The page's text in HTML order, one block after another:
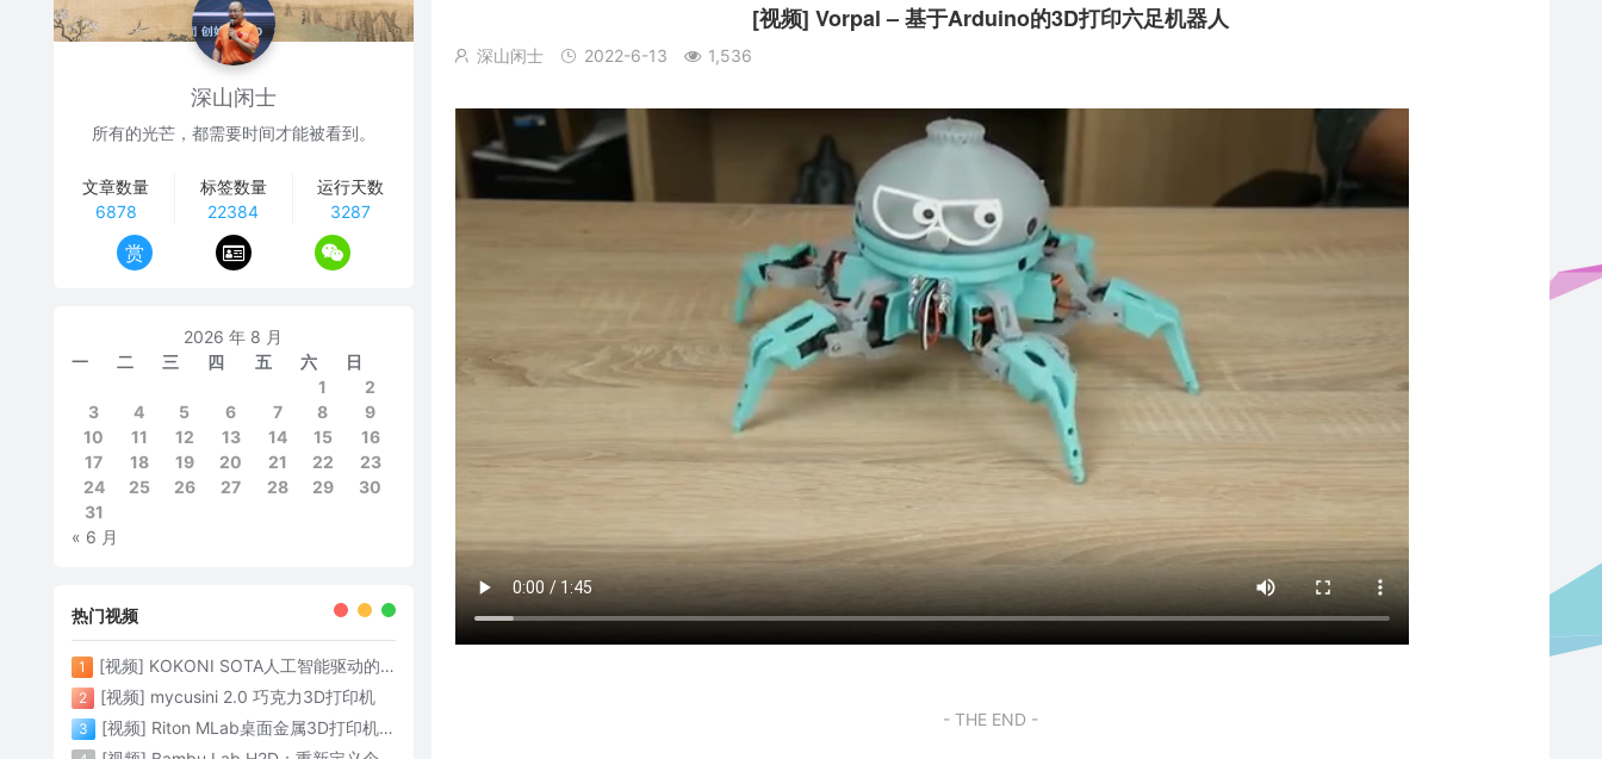
[视频] Vorpal – 基于Arduino的3D打印六足机器人
深山闲士 2022-6-13 1,536
- THE END -
深山闲士
所有的光芒，都需要时间才能被看到。
文章数量
6878
标签数量
22384
运行天数
3287
赏
2026 年 8 月
一
二 三 四 五 六
日
1
2
3
4 5 6 7 8
9
10
11 12 13 14 15
16
17
18 19 20 21 22
23
24
25 26 27 28 29
30
31
« 6 月
热门视频
1 [视频] KOKONI SOTA人工智能驱动的3D打印革命 倒立打印600mm/s
2 [视频] mycusini 2.0 巧克力3D打印机
3 [视频] Riton MLab桌面金属3D打印机：体积小性能强大